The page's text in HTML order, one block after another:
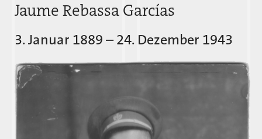
Jaume Rebassa Garcías
3. Januar 1889 – 24. Dezember 1943